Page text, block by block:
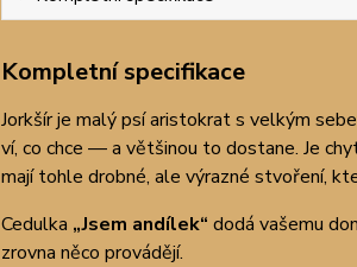
Kompletní specifikace
Jorkšír je malý psí aristokrat s velkým
ví, co chce — a většinou to dostane. Je
mají tohle drobné, ale výrazné stvoření,
Cedulka „Jsem andílek“ dodá vašemu
zrovna něco provádějí.